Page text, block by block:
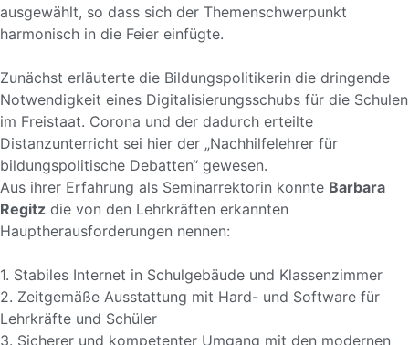
ausgewählt, so dass sich der Themenschwerpunkt
harmonisch in die Feier einfügte.
Zunächst erläuterte die Bildungspolitikerin die dringende
Notwendigkeit eines Digitalisierungsschubs für die Schulen
im Freistaat. Corona und der dadurch erteilte
Distanzunterricht sei hier der „Nachhilfelehrer für
bildungspolitische Debatten“ gewesen.
Aus ihrer Erfahrung als Seminarrektorin konnte Barbara
Regitz die von den Lehrkräften erkannten
Hauptherausforderungen nennen:
1. Stabiles Internet in Schulgebäude und Klassenzimmer
2. Zeitgemäße Ausstattung mit Hard- und Software für
Lehrkräfte und Schüler
3. Sicherer und kompetenter Umgang mit den modernen